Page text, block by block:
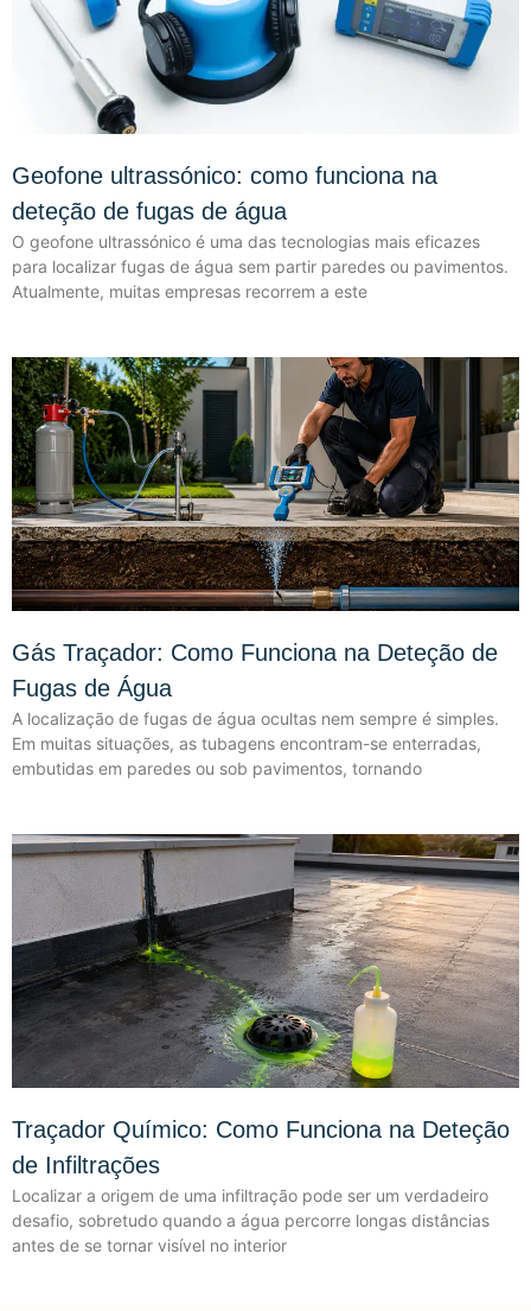
Geofone ultrassónico: como funciona na
deteção de fugas de água
O geofone ultrassónico é uma das tecnologias mais eficazes
para localizar fugas de água sem partir paredes ou pavimentos.
Atualmente, muitas empresas recorrem a este
Gás Traçador: Como Funciona na Deteção de
Fugas de Água
A localização de fugas de água ocultas nem sempre é simples.
Em muitas situações, as tubagens encontram-se enterradas,
embutidas em paredes ou sob pavimentos, tornando
Traçador Químico: Como Funciona na Deteção
de Infiltrações
Localizar a origem de uma infiltração pode ser um verdadeiro
desafio, sobretudo quando a água percorre longas distâncias
antes de se tornar visível no interior